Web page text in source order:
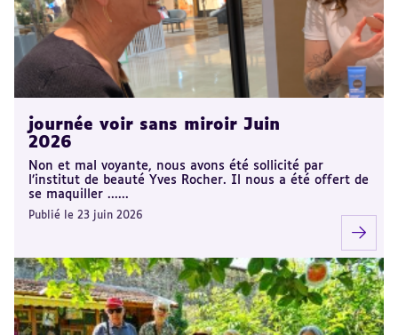
journée voir sans miroir Juin
2026
Non et mal voyante, nous avons été sollicité par
l’institut de beauté Yves Rocher. Il nous a été offert de
se maquiller ......
Publié le 23 juin 2026